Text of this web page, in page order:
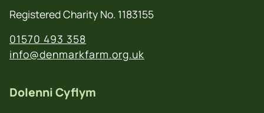
Registered Charity No. 1183155
01570 493 358
info@denmarkfarm.org.uk
Dolenni Cyflym